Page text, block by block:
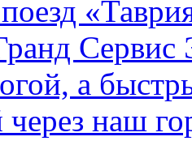
Сервис
а
наш